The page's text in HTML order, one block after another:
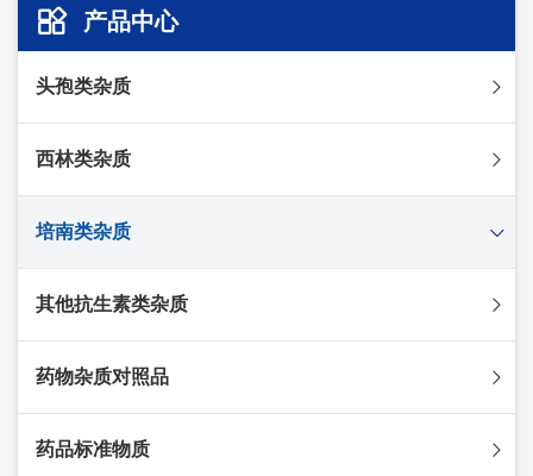
产品中心
头孢类杂质
头孢唑林杂质
头孢他啶杂质
头孢米诺杂质
西林类杂质
苯唑西林杂质
替卡西林杂质
阿洛西林杂质
培南类杂质
多立培南杂质
厄他培南杂质
其他抗生素类杂质
利福平杂质
药物杂质对照品
药品标准物质